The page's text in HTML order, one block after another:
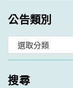
公告類別
類
搜尋